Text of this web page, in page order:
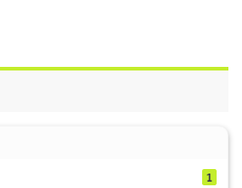
1